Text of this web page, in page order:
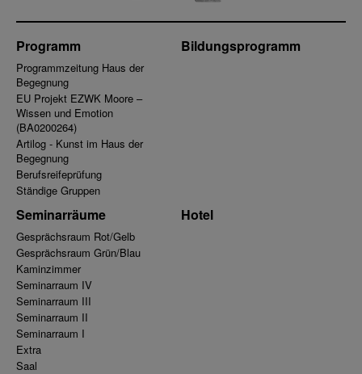
Programm
Programmzeitung Haus der
Begegnung
EU Projekt EZWK Moore –
Wissen und Emotion
(BA0200264)
Artilog - Kunst im Haus der
Begegnung
Berufsreifeprüfung
Ständige Gruppen
Bildungsprogramm
Seminarräume
Gesprächsraum Rot/Gelb
Gesprächsraum Grün/Blau
Kaminzimmer
Seminarraum IV
Seminarraum III
Seminarraum II
Seminarraum I
Extra
Saal
Hotel